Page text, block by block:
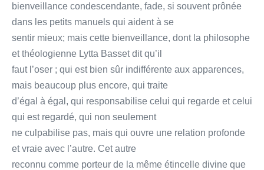
bienveillance condescendante, fade, si souvent prônée
dans les petits manuels qui aident à se
sentir mieux; mais cette bienveillance, dont la philosophe
et théologienne Lytta Basset dit qu’il
faut l’oser ; qui est bien sûr indifférente aux apparences,
mais beaucoup plus encore, qui traite
d’égal à égal, qui responsabilise celui qui regarde et celui
qui est regardé, qui non seulement
ne culpabilise pas, mais qui ouvre une relation profonde
et vraie avec l’autre. Cet autre
reconnu comme porteur de la même étincelle divine que